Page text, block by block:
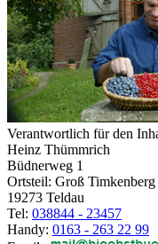
Verantwortlich für den
Heinz Thümmrich
Büdnerweg 1
Ortsteil: Groß Timkenberg
19273 Teldau
Tel: 038844 - 23457
Handy: 0163 - 263 22 99